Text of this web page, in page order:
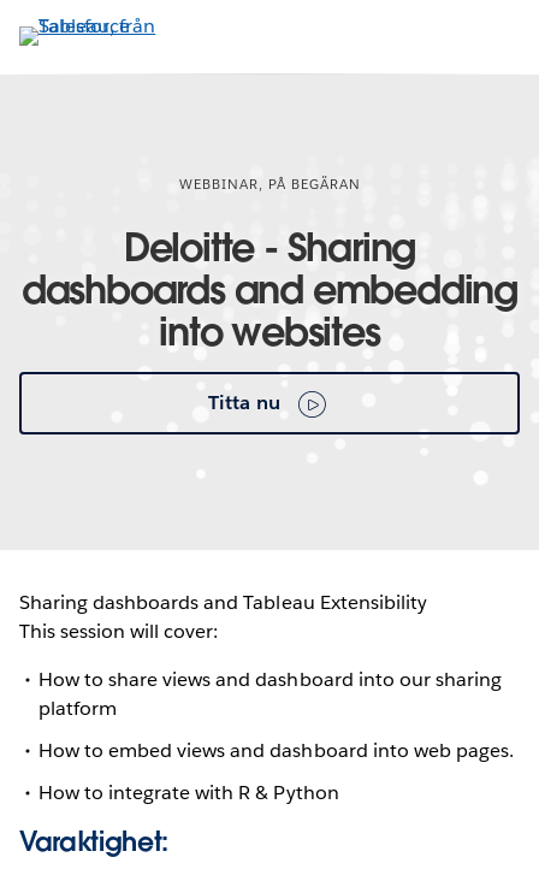
vidare
WEBBINAR, PÅ BEGÄRAN
Deloitte - Sharing
dashboards and embedding
into websites
Titta nu
Sharing dashboards and Tableau Extensibility
This session will cover:
How to share views and dashboard into our sharing
platform
How to embed views and dashboard into web pages.
How to integrate with R & Python
Varaktighet: